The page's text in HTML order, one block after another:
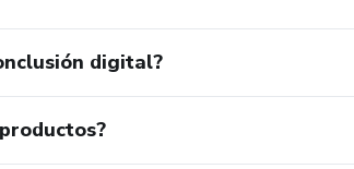
digital?